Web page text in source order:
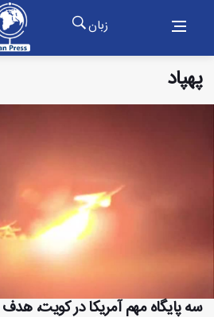
زبان
پهپاد
سه پایگاه مهم آمریکا در کویت،